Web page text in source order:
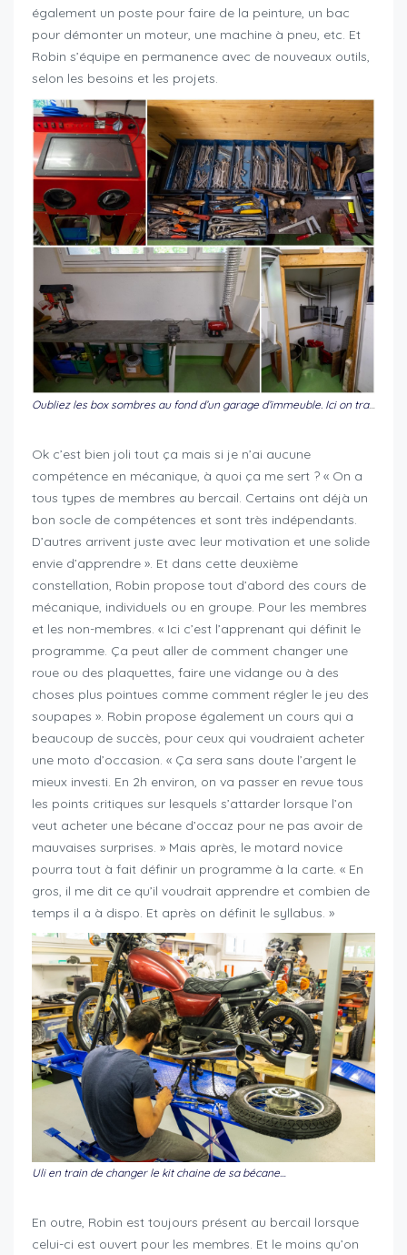
également un poste pour faire de la peinture, un bac
pour démonter un moteur, une machine à pneu, etc. Et
Robin s’équipe en permanence avec de nouveaux outils,
selon les besoins et les projets.
Oubliez les box sombres au fond d’un garage d’immeuble. Ici on travaille à la lumière du jour dans un endroit clean et avec du bon outillage
Ok c’est bien joli tout ça mais si je n’ai aucune
compétence en mécanique, à quoi ça me sert ? « On a
tous types de membres au bercail. Certains ont déjà un
bon socle de compétences et sont très indépendants.
D’autres arrivent juste avec leur motivation et une solide
envie d’apprendre ». Et dans cette deuxième
constellation, Robin propose tout d’abord des cours de
mécanique, individuels ou en groupe. Pour les membres
et les non-membres. « Ici c’est l’apprenant qui définit le
programme. Ça peut aller de comment changer une
roue ou des plaquettes, faire une vidange ou à des
choses plus pointues comme comment régler le jeu des
soupapes ». Robin propose également un cours qui a
beaucoup de succès, pour ceux qui voudraient acheter
une moto d’occasion. « Ça sera sans doute l’argent le
mieux investi. En 2h environ, on va passer en revue tous
les points critiques sur lesquels s’attarder lorsque l’on
veut acheter une bécane d’occaz pour ne pas avoir de
mauvaises surprises. » Mais après, le motard novice
pourra tout à fait définir un programme à la carte. « En
gros, il me dit ce qu’il voudrait apprendre et combien de
temps il a à dispo. Et après on définit le syllabus. »
Uli en train de changer le kit chaine de sa bécane…
En outre, Robin est toujours présent au bercail lorsque
celui-ci est ouvert pour les membres. Et le moins qu’on